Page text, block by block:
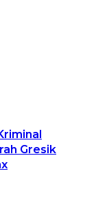
Gresik